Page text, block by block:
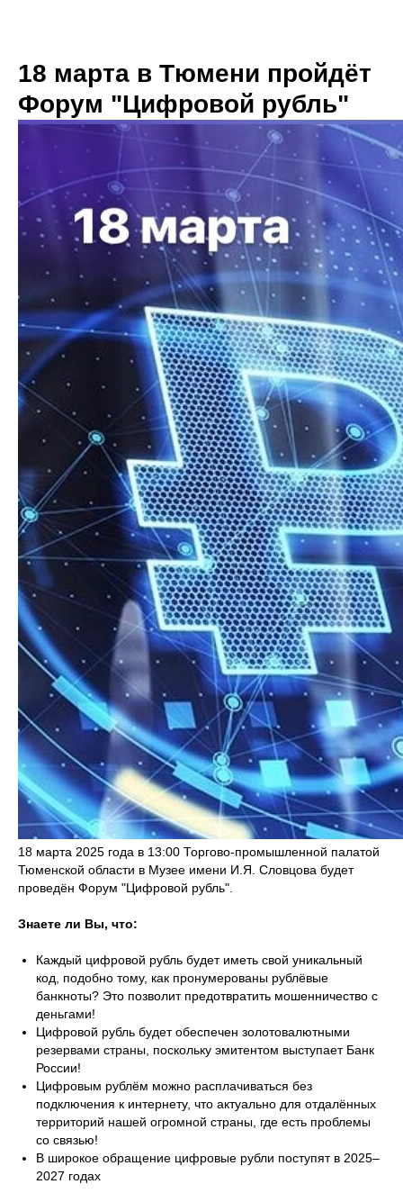
18 марта в Тюмени пройдёт
Форум "Цифровой рубль"
18 марта 2025 года в 13:00 Торгово-промышленной палатой
Тюменской области в Музее имени И.Я. Словцова будет
проведён Форум "Цифровой рубль".
Знаете ли Вы, что:
Каждый цифровой рубль будет иметь свой уникальный
код, подобно тому, как пронумерованы рублёвые
банкноты? Это позволит предотвратить мошенничество с
деньгами!
Цифровой рубль будет обеспечен золотовалютными
резервами страны, поскольку эмитентом выступает Банк
России!
Цифровым рублём можно расплачиваться без
подключения к интернету, что актуально для отдалённых
территорий нашей огромной страны, где есть проблемы
со связью!
В широкое обращение цифровые рубли поступят в 2025–
2027 годах